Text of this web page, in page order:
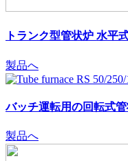
トランク型管状炉 水平
製品へ
バッチ運転用の回転式
製品へ